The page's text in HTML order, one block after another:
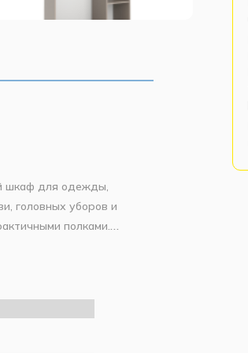
шкаф для одежды,
головных уборов и
полками.
в квартире, на даче,